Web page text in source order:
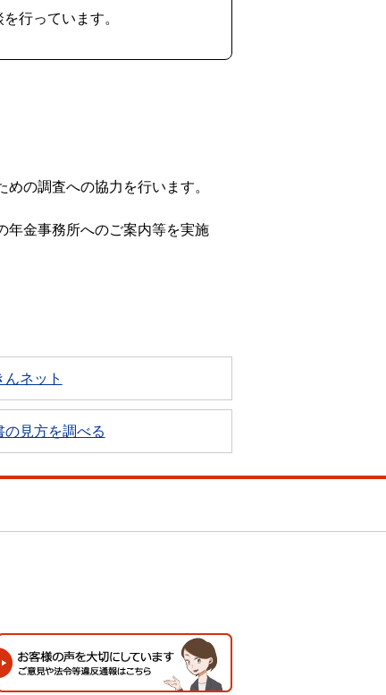
行っています。
の調査への協力を行います。
年金事務所へのご案内等を実施
んネット
の見方を調べる